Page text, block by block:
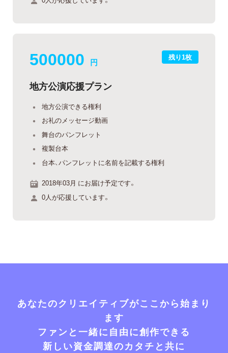
残り1枚
500000 円
地方公演応援プラン
地方公演できる権利
お礼のメッセージ動画
舞台のパンフレット
複製台本
台本、パンフレットに名前を記載する権利
2018年03月 にお届け予定です。
0人が応援しています。
あなたのクリエイティブがここから始まり
ます
ファンと一緒に自由に創作できる
新しい資金調達のカタチと共に